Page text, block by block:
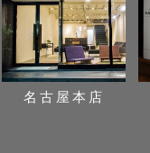
名古屋本店